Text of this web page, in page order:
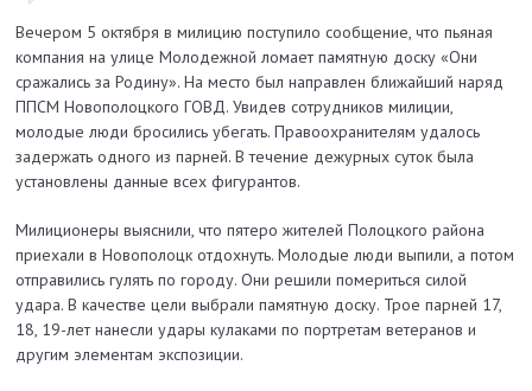
Вечером 5 октября в милицию поступило сообщение, что пьяная
компания на улице Молодежной ломает памятную доску «Они
сражались за Родину». На место был направлен ближайший наряд
ППСМ Новополоцкого ГОВД. Увидев сотрудников милиции,
молодые люди бросились убегать. Правоохранителям удалось
задержать одного из парней. В течение дежурных суток была
установлены данные всех фигурантов.
Милиционеры выяснили, что пятеро жителей Полоцкого района
приехали в Новополоцк отдохнуть. Молодые люди выпили, а потом
отправились гулять по городу. Они решили помериться силой
удара. В качестве цели выбрали памятную доску. Трое парней 17,
18, 19-лет нанесли удары кулаками по портретам ветеранов и
другим элементам экспозиции.